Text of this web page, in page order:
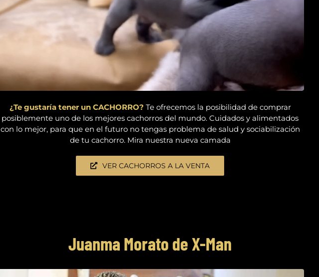
¿Te gustaría tener un CACHORRO? Te ofrecemos la posibilidad de comprar
posiblemente uno de los mejores cachorros del mundo. Cuidados y alimentados
con lo mejor, para que en el futuro no tengas problema de salud y sociabilización
de tu cachorro. Mira nuestra nueva camada
VER CACHORROS A LA VENTA
Juanma Morato de X-Man